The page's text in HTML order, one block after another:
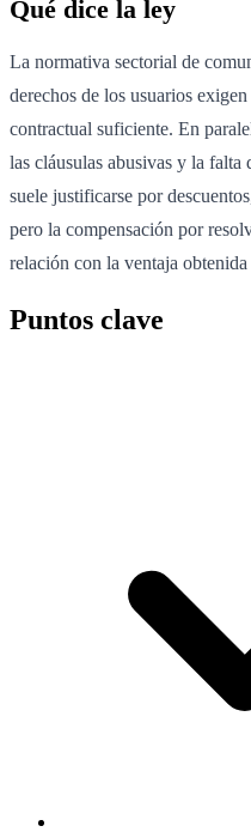
Qué dice la ley
La normativa sectorial de
derechos de los usuarios
contractual suficiente. En
las cláusulas abusivas y la falta
suele justificarse por
pero la compensación por
relación con la ventaja
Puntos clave